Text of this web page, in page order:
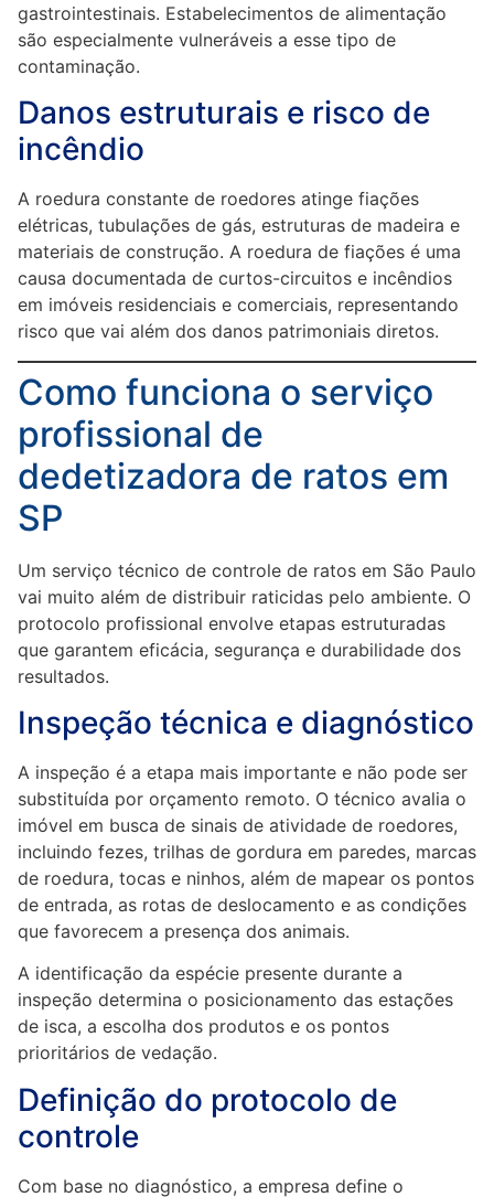
gastrointestinais. Estabelecimentos de alimentação
são especialmente vulneráveis a esse tipo de
contaminação.
Danos estruturais e risco de
incêndio
A roedura constante de roedores atinge fiações
elétricas, tubulações de gás, estruturas de madeira e
materiais de construção. A roedura de fiações é uma
causa documentada de curtos-circuitos e incêndios
em imóveis residenciais e comerciais, representando
risco que vai além dos danos patrimoniais diretos.
Como funciona o serviço
profissional de
dedetizadora de ratos em
SP
Um serviço técnico de controle de ratos em São Paulo
vai muito além de distribuir raticidas pelo ambiente. O
protocolo profissional envolve etapas estruturadas
que garantem eficácia, segurança e durabilidade dos
resultados.
Inspeção técnica e diagnóstico
A inspeção é a etapa mais importante e não pode ser
substituída por orçamento remoto. O técnico avalia o
imóvel em busca de sinais de atividade de roedores,
incluindo fezes, trilhas de gordura em paredes, marcas
de roedura, tocas e ninhos, além de mapear os pontos
de entrada, as rotas de deslocamento e as condições
que favorecem a presença dos animais.
A identificação da espécie presente durante a
inspeção determina o posicionamento das estações
de isca, a escolha dos produtos e os pontos
prioritários de vedação.
Definição do protocolo de
controle
Com base no diagnóstico, a empresa define o